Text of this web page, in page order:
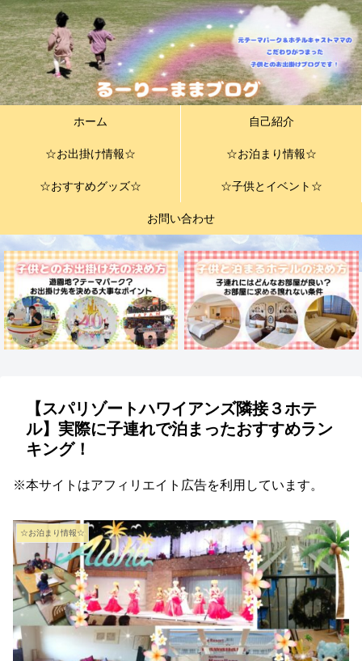
ホーム 自己紹介
☆お出掛け情報☆ ☆お泊まり情報☆
☆おすすめグッズ☆ ☆子供とイベント☆
お問い合わせ
【スパリゾートハワイアンズ隣接３ホテ
ル】実際に子連れで泊まったおすすめラン
キング！
※本サイトはアフィリエイト広告を利用しています。
☆お泊まり情報☆